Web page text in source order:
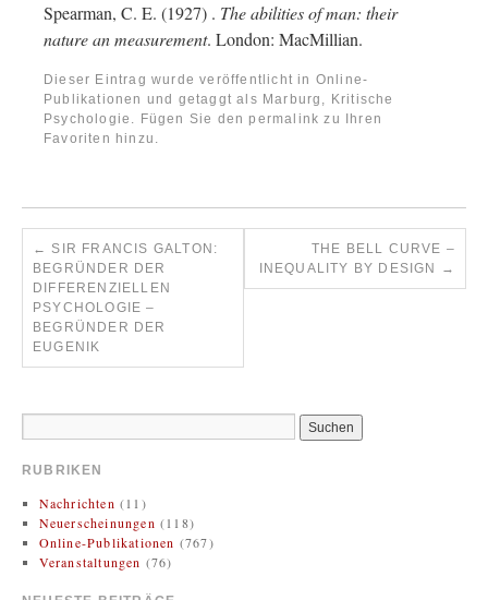
Spearman, C. E. (1927) . The abilities of man: their
nature an measurement. London: MacMillian.
Dieser Eintrag wurde veröffentlicht in Online-
Publikationen und getaggt als Marburg, Kritische
Psychologie . Fügen Sie denpermalink zu Ihren
Favoriten hinzu.
← SIR FRANCIS GALTON:
BEGRÜNDER DER
DIFFERENZIELLEN
PSYCHOLOGIE –
BEGRÜNDER DER
EUGENIK
THE BELL CURVE –
INEQUALITY BY DESIGN
→
RUBRIKEN
Nachrichten (11)
Neuerscheinungen (118)
Online-Publikationen (767)
Veranstaltungen (76)